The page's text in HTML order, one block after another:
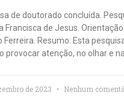
de doutorado concluída.
Francisca de Jesus.
Ferreira. Resumo: Esta
provocar atenção, no olhar e na
de 2023 Nenhum